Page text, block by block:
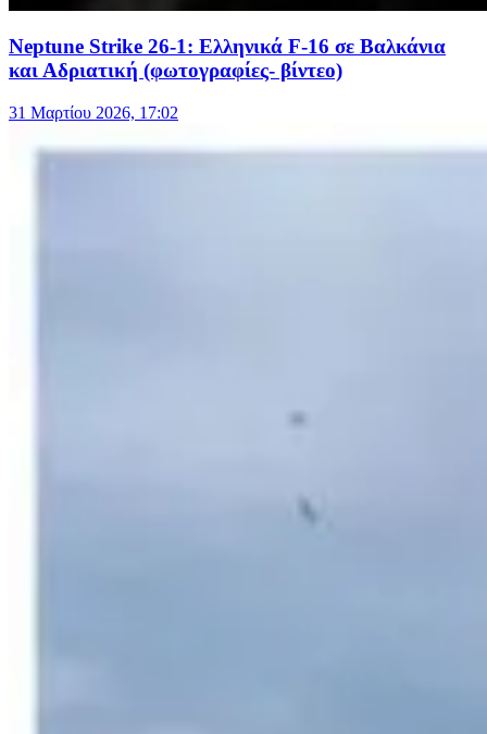
Neptune Strike 26-1: Ελληνικά F-16 σε Βαλκάνια
και Αδριατική (φωτογραφίες- βίντεο)
31 Μαρτίου 2026, 17:02